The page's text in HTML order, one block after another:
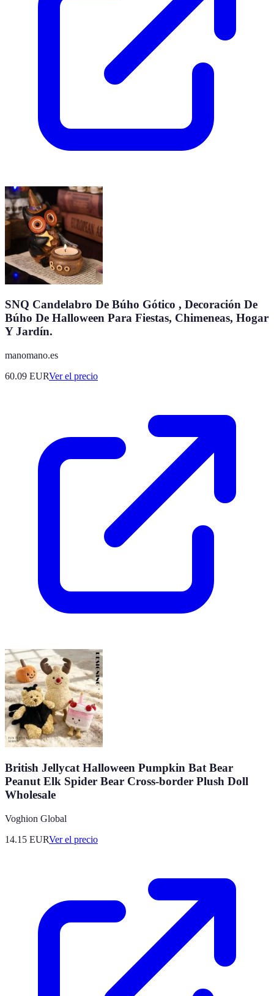
SNQ Candelabro De Búho Gótico , Decoración De
Búho De Halloween Para Fiestas, Chimeneas, Hogar
Y Jardín.
manomano.es
60.09 EURVer el precio
British Jellycat Halloween Pumpkin Bat Bear
Peanut Elk Spider Bear Cross-border Plush Doll
Wholesale
Voghion Global
14.15 EURVer el precio